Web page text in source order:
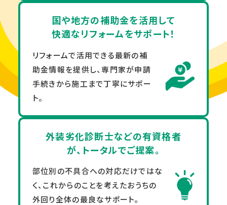
国や地方の補助金を活用して
快適なリフォームをサポート！
リフォームで活用できる最新の補
助金情報を提供し、専門家が申請
手続きから施工まで丁寧にサポー
ト。
外装劣化診断士などの有資格者
が、トータルでご提案。
部位別の不具合への対応だけではな
く、これからのことを考えたおうちの
外回り全体の最良なサポート。